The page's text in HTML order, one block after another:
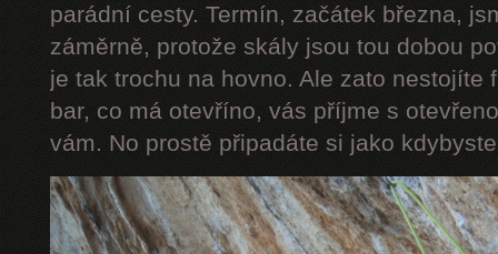
parádní cesty. Termín, začátek března,
záměrně, protože skály jsou tou dobou
je tak trochu na hovno. Ale zato nestojíte
bar, co má otevříno, vás příjme s
vám. No prostě připadáte si jako